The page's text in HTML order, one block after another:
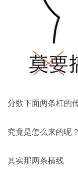
分数下面两条杠的
究竟是怎么来的呢？
其实那两条横线